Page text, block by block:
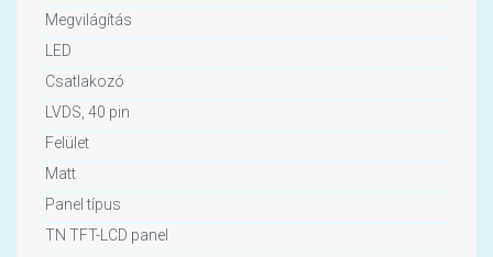
Megvilágítás
LED
Csatlakozó
LVDS, 40 pin
Felület
Matt
Panel típus
TN TFT-LCD panel